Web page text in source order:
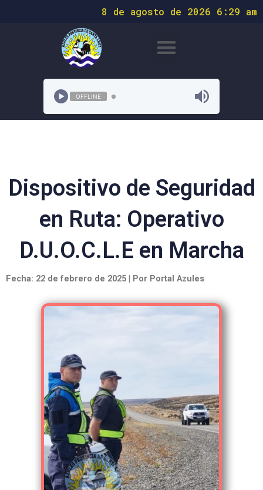
8 de agosto de 2026 6:29 am
OFFLINE
Dispositivo de Seguridad
en Ruta: Operativo
D.U.O.C.L.E en Marcha
Fecha: 22 de febrero de 2025 | Por Portal Azules